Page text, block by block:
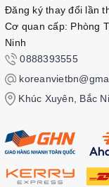
Đăng ký thay đổi lần
Cơ quan cấp: Phòng
Ninh
0888393555
Khúc Xuyên, Bắc